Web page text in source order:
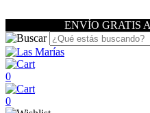
ENVÍO GRATIS
0
0